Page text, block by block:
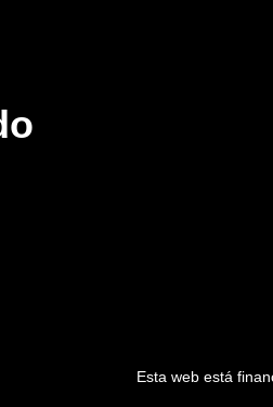
Esta web está